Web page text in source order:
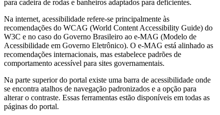
para cadeira de rodas e banheiros adaptados para deficientes.
Na internet, acessibilidade refere-se principalmente às
recomendações do WCAG (World Content Accessibility Guide) do
W3C e no caso do Governo Brasileiro ao e-MAG (Modelo de
Acessibilidade em Governo Eletrônico). O e-MAG está alinhado as
recomendações internacionais, mas estabelece padrões de
comportamento acessível para sites governamentais.
Na parte superior do portal existe uma barra de acessibilidade onde
se encontra atalhos de navegação padronizados e a opção para
alterar o contraste. Essas ferramentas estão disponíveis em todas as
páginas do portal.